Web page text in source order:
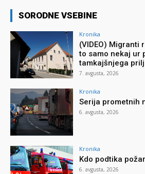
SORODNE VSEBINE
Kronika
(VIDEO) Migranti
to samo nekaj ur
tamkajšnjega
7. avgusta, 2026
Kronika
Serija prometnih
6. avgusta, 2026
Kronika
Kdo podtika
6. avgusta, 2026